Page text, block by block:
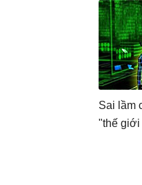
Sai lầm
"thế giới